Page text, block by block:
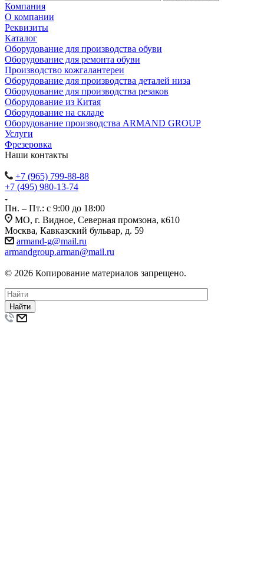
Компания
О компании
Реквизиты
Каталог
Оборудование для производства обуви
Оборудование для ремонта обуви
Производство кожгалантереи
Оборудование для производства деталей низа
Оборудование для производства резаков
Оборудование из Китая
Оборудование на складе
Оборудование производства ARMAND GROUP
Услуги
Фрезеровка
Наши контакты
+7 (965) 799-88-88
+7 (495) 980-13-74
Пн. – Пт.: с 9:00 до 18:00
МО, г. Видное, Северная промзона, к610
Москва, Кавказский бульвар, д. 59
armand-g@mail.ru
armandgroup.arman@mail.ru
© 2026 Копирование материалов запрещено.
Найти